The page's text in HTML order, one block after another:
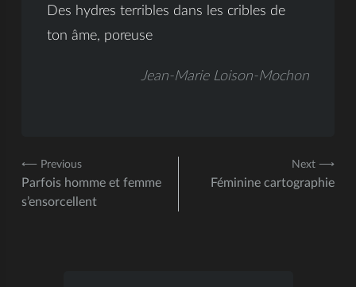
Des hydres terribles dans les cribles de
ton âme, poreuse
Jean-Marie Loison-Mochon
⟵ Previous
Parfois homme et femme
s’ensorcellent
Next ⟶
Féminine cartographie